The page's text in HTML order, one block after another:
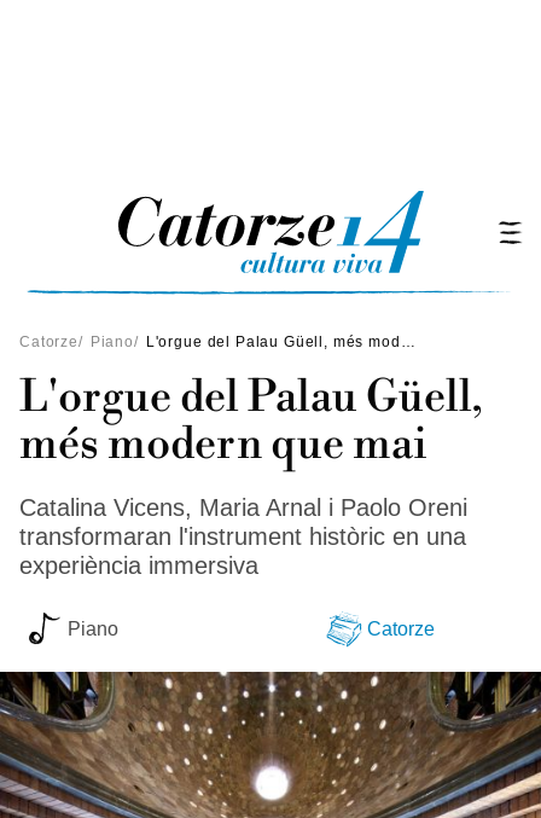
Catorze/ Piano/ L'orgue del Palau Güell, més modern que mai
L'orgue del Palau Güell,
més modern que mai
Catalina Vicens, Maria Arnal i Paolo Oreni
transformaran l'instrument històric en una
experiència immersiva
Piano Catorze